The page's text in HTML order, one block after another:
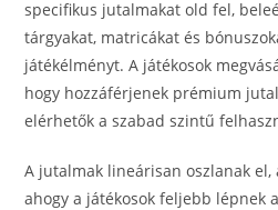
specifikus jutalmakat old fel,
tárgyakat, matricákat és
játékélményt. A játékosok
hogy hozzáférjenek prémium
elérhetők a szabad szintű
A jutalmak lineárisan oszlanak
ahogy a játékosok feljebb lépnek